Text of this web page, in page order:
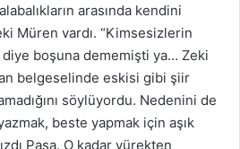
arasında kendini
Müren vardı. “Kimsesizlerin
diye boşuna dememişti ya… Zeki
belgeselinde eskisi gibi şiir
söylüyordu. Nedenini de
beste yapmak için aşık
Paşa. O kadar yürekten